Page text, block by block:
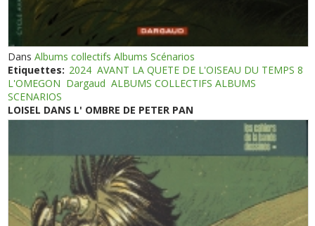
DansAlbums collectifs Albums Scénarios
Etiquettes: 2024 AVANT LA QUETE DE L'OISEAU DU TEMPS 8
L'OMEGON Dargaud ALBUMS COLLECTIFS ALBUMS
SCENARIOS
LOISEL DANS L' OMBRE DE PETER PAN